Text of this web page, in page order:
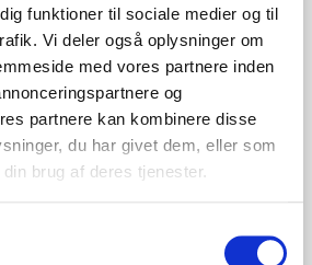
funktioner til sociale medier og til
Vi deler også oplysninger om
med vores partnere inden
og
partnere kan kombinere disse
du har givet dem, eller som
brug af deres tjenester.